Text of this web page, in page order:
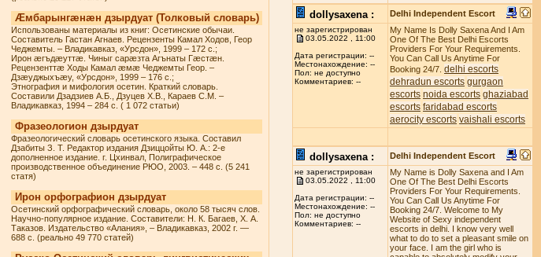
Æмбарынгæнæн дзырдуат (Толковый словарь)
Использованы материалы из книг: Осетинские обычаи.
Составитель Гастан Агнаев. Рецензенты Камал Ходов, Геор
Чеджемты. – Владикавказ, «Урсдон», 1999 – 172 с.;
Ирон æгъдæуттæ. Чиныг сарæзта Агънаты Гæстæн.
Рецензенттæ Ходы Камал æмæ Чеджемты Геор. –
Дзæуджыхъæу, «Урсдон», 1999 – 176 с.;
Этнография и мифология осетин. Краткий словарь.
Составили Дзадзиев А.Б., Дзуцев Х.В., Караев С.М. –
Владикавказ, 1994 – 284 с. ( 1 072 статьи)
Фразеологион дзырдуат
Фразеологический словарь осетинского языка. Составил
Дзабиты З. Т. Редактор издания Дзиццойты Ю. А.: 2-е
дополненное издание. г. Цхинвал, Полиграфическое
производственное объединение РЮО, 2003. – 448 с. (5 241
статя)
Ирон орфографион дзырдуат
Осетинский орфографический словарь, около 58 тысяч слов.
Научно-популярное издание. Составители: Н. К. Багаев, Х. А.
Таказов. Издательство «Алания», – Владикавказ, 2002 г. —
688 с. (реально 49 770 статей)
dollysaxena : Delhi Independent Escort
не зарегистрирован
03.05.2022 , 11:00
Дата регистрации: --
Местонахождение: --
Пол: не доступно
Комментариев: --
My Name Is Dolly Saxena And I Am
One Of The Best Delhi Escorts
Providers For Your Requirements.
You Can Call Us Anytime For
Booking 24/7. delhi escorts
dehradun escorts gurgaon
escorts noida escorts ghaziabad
escorts faridabad escorts
aerocity escorts vaishali escorts
dollysaxena : Delhi Independent Escort
не зарегистрирован
03.05.2022 , 11:00
Дата регистрации: --
Местонахождение: --
Пол: не доступно
Комментариев: --
My Name is Dolly Saxena and I Am
One Of The Best Delhi Escorts
Providers For Your Requirements.
You Can Call Us Anytime For
Booking 24/7. Welcome to My
Website of Sexy independent
escorts in delhi. I know very well
what to do to set a pleasant smile on
your face. I am the girl who is